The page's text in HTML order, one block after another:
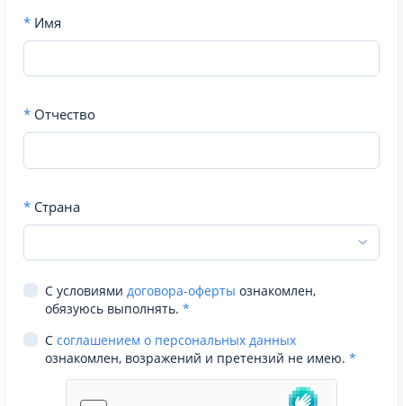
* Имя
* Отчество
* Страна
С условиями договора-оферты ознакомлен,
обязуюсь выполнять. *
С соглашением о персональных данных
ознакомлен, возражений и претензий не имею. *